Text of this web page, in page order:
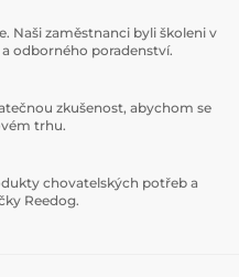
Naši zaměstnanci byli školeni v
odborného poradenství.
zkušenost, abychom se
trhu.
chovatelských potřeb a
Reedog.